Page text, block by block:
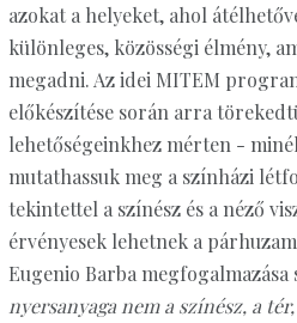
azokat a helyeket, ahol
különleges, közösségi élmény,
megadni. Az idei MITEM
előkészítése során arra
lehetőségeinkhez mérten -
mutathassuk meg a színházi
tekintettel a színész és a néző
érvényesek lehetnek a
Eugenio Barba
nyersanyaga nem a színész, a